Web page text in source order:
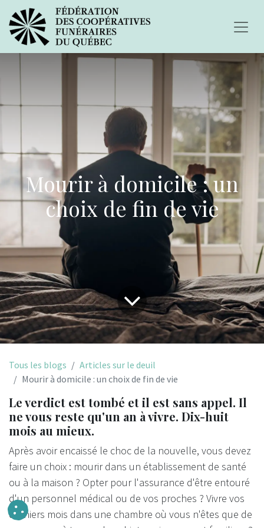
Mourir à domicile : un
choix de fin de vie
Tous les blogs
Articles sur le deuil
Mourir à domicile : un choix de fin de vie
Le verdict est tombé et il est sans appel. Il
ne vous reste qu'un an à vivre. Dix-huit
mois au mieux.
Après avoir encaissé le choc de la nouvelle, vous devez
faire un choix : mourir dans un établissement de santé
ou à la maison ? Opter pour l'assurance d'être entouré
d'un personnel médical ou de vos proches ? Vivre vos
derniers mois dans une chambre où vous n'êtes que de